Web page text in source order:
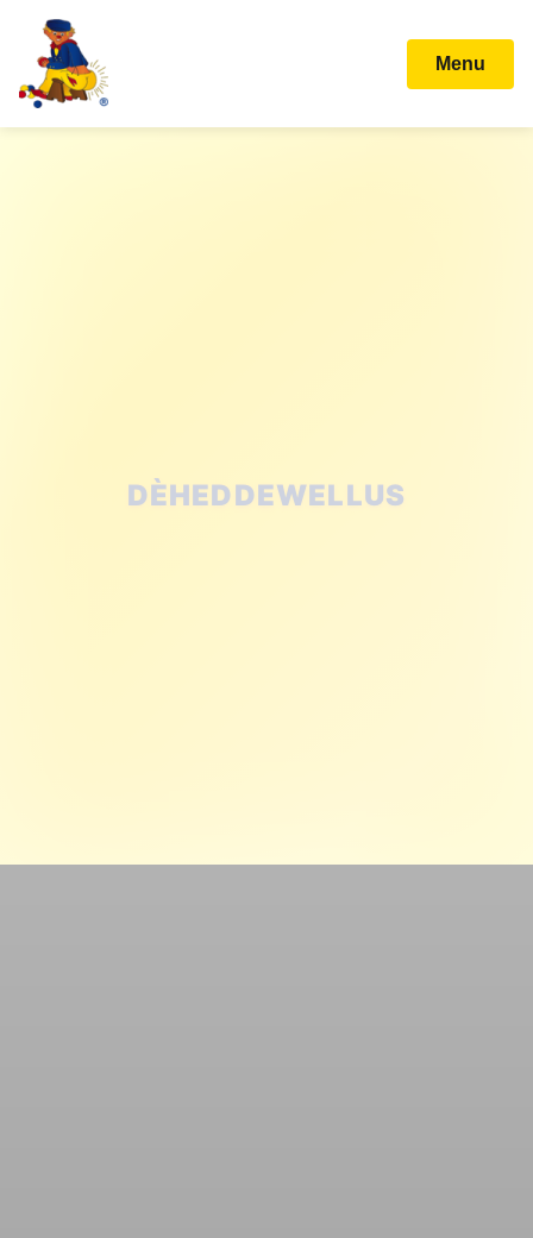
Menu
STICHTING KARNAVAL
BALLEFRUTTERSGAT